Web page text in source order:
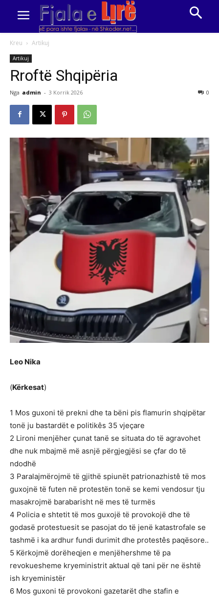
Kreu Artikuj
Artikuj
Rroftë Shqipëria
Nga admin - 3 Korrik 2026 0
Leo Nika
(Kërkesat)
1 Mos guxoni të prekni dhe ta bëni pis flamurin shqipëtar
tonë ju bastardët e politikês 35 vjeçare
2 Lironi menjëher çunat tanë se situata do të agravohet
dhe nuk mbajmë më asnjë përgjegjësi se çfar do të
ndodhë
3 Paralajmërojmë të gjithë spiunët patrionazhistê të mos
guxojnë të futen në protestën tonë se kemi vendosur tju
masakrojmë barabarisht në mes të turmës
4 Policia e shtetit të mos guxojë të provokojë dhe të
godasë protestuesit se pasojat do të jenë katastrofale se
tashmë i ka ardhur fundi durimit dhe protestês paqësore..
5 Kërkojmë dorëheqjen e menjëhershme të pa
revokuesheme kryeministrit aktual që tani për ne është
ish kryeministër
6 Mos guxoni të provokoni gazetarët dhe stafin e